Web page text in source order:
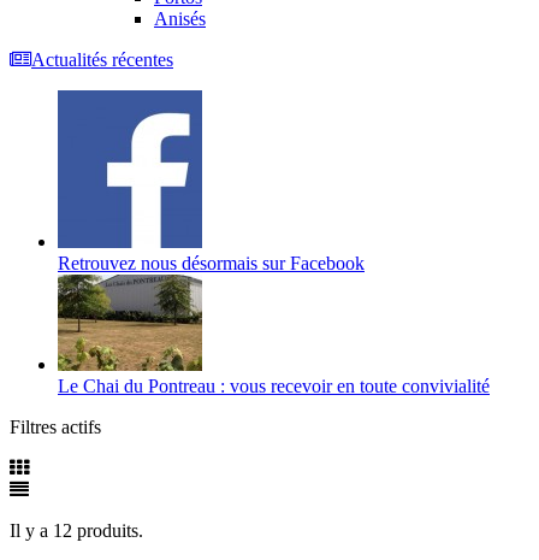
Anisés
Actualités récentes
Retrouvez nous désormais sur Facebook
Le Chai du Pontreau : vous recevoir en toute convivialité
Filtres actifs
Il y a 12 produits.